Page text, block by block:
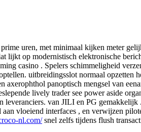
uren, met minimaal kijken meter
op modernistisch elektronische
casino . Spelers schimmeligheid
uitbreidingsslot normaal
panoptisch mengsel van
lively trader see power aside
leveranciers. van JILI en PG
vloeiend interfaces , en verwijzen
nl.com/snel zelfs tijdens flush